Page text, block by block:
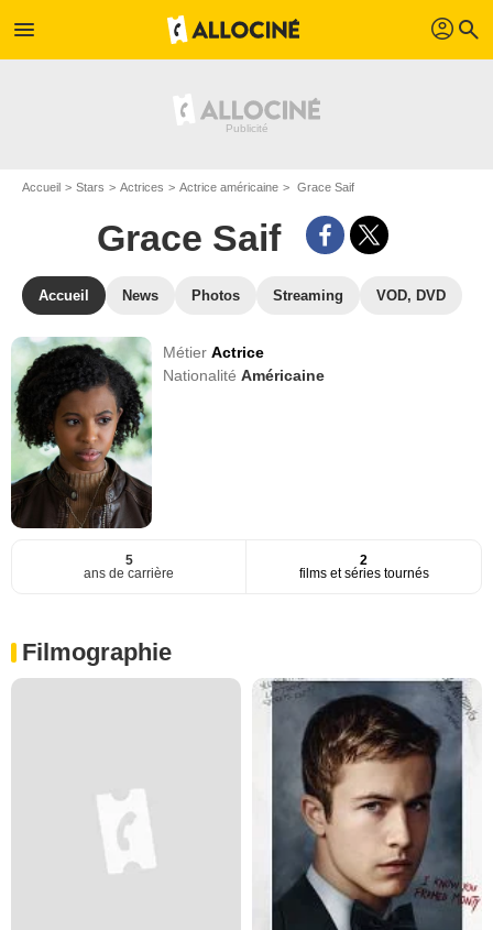
menu profil search
Accueil Stars Actrices Actrice américaine Grace Saif
Grace Saif
Accueil News Photos Streaming VOD, DVD
MétierActrice
NationalitéAméricaine
5
ans de carrière
2
films et séries tournés
Filmographie